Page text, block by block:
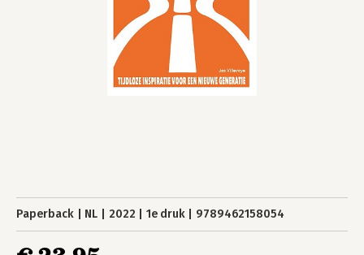
Paperback NL 2022 1e druk 9789462158054